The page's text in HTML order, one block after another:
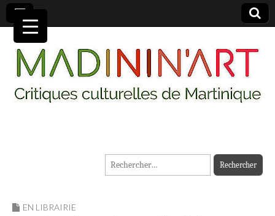
MADININ'ART
Rechercher :
EN LIBRAIRIE